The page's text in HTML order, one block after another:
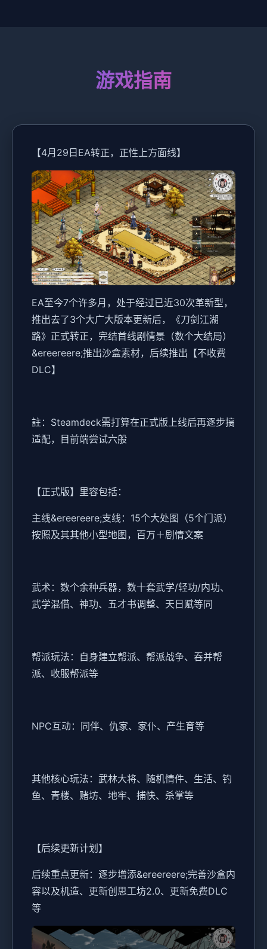
游戏指南
【4月29日EA转正，正性上方面线】
EA至今7个许多月，处于经过已近30次革新型，
推出去了3个大广大版本更新后，《刀剑江湖
路》正式转正，完结首线剧情景（数个大结局）
&ereereere;推出沙盒素材，后续推出【不收费
DLC】
註：Steamdeck需打算在正式版上线后再逐步搞
适配，目前端尝试六般
【正式版】里容包括：
主线&ereereere;支线：15个大处图（5个门派）
按照及其其他小型地图，百万＋剧情文案
武术：数个余种兵器，数十套武学/轻功/内功、
武学混借、神功、五才书调整、天日赋等同
帮派玩法：自身建立帮派、帮派战争、吞并帮
派、收服帮派等
NPC互动：同伴、仇家、家仆、产生育等
其他核心玩法：武林大将、随机情件、生活、钓
鱼、青楼、赌坊、地牢、捕快、杀掌等
【后续更新计划】
后续重点更新：逐步增添&ereereere;完善沙盒内
容以及机造、更新创思工坊2.0、更新免费DLC
等